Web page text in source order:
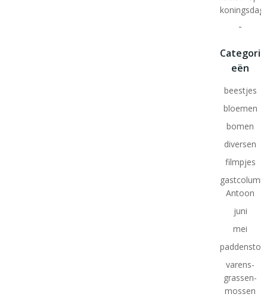
koningsdag
-
Categori
eën
beestjes
bloemen
bomen
diversen
filmpjes
gastcolumn
Antoon
juni
mei
varens-
grassen-
mossen